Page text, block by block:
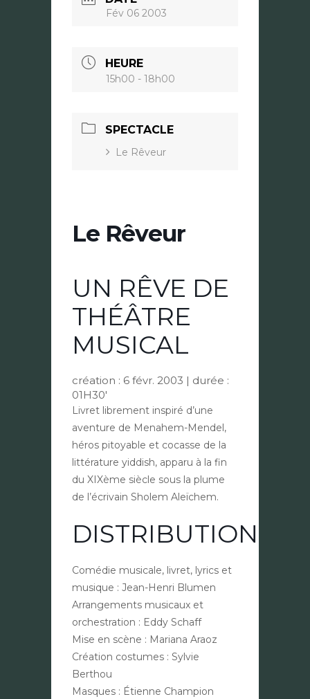
Fév 06 2003
HEURE
15h00 - 18h00
SPECTACLE
Le Rêveur
Le Rêveur
UN RÊVE DE
THÉÂTRE
MUSICAL
création : 6 févr. 2003 | durée :
01H30′
Livret librement inspiré d’une
aventure de Menahem-Mendel,
héros pitoyable et cocasse de la
littérature yiddish, apparu à la fin
du XIXème siècle sous la plume
de l’écrivain Sholem Aleïchem.
DISTRIBUTION
Comédie musicale, livret, lyrics et
musique : Jean-Henri Blumen
Arrangements musicaux et
orchestration : Eddy Schaff
Mise en scène : Mariana Araoz
Création costumes : Sylvie
Berthou
Masques : Étienne Champion